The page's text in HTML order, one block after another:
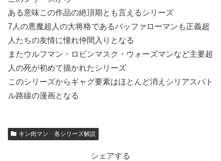
ある意味この作品の絶頂期とも言えるシリーズ
7人の悪魔超人の大将格であるバッファローマンも正義超
人たちの友情に憧れ仲間入りとなる
またウルフマン・ロビンマスク・ウォーズマンなど主要超
人の死が初めて描かれたシリーズ
このシリーズからギャグ要素はほとんど消えシリアスバト
ル路線の漫画となる
キン肉マン 各シリーズ解説
シェアする